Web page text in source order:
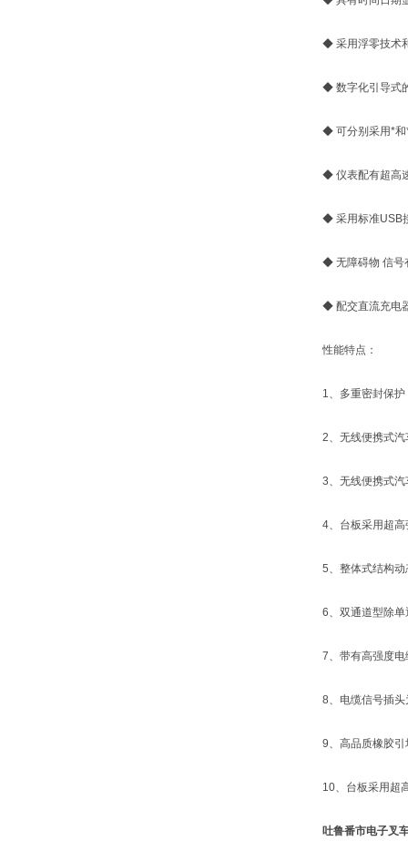
◆ 采用浮零技术和
◆ 数字化引导式的
◆ 可分别采用*和*
◆ 仪表配有超高速
◆ 采用标准USB接
◆ 无障碍物 信号有
◆ 配交直流充电器
性能特点：
1、多重密封保护
2、无线便携式汽
3、无线便携式汽
4、台板采用超高强
5、整体式结构动
6、双通道型除单通
7、带有高强度电
8、电缆信号插头为
9、高品质橡胶引坡
10、台板采用超高
吐鲁番市电子叉